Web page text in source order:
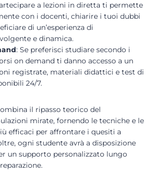
a lezioni in diretta ti permette
con i docenti, chiarire i tuoi dubbi
di un’esperienza di
e dinamica.
: Se preferisci studiare secondo i
on demand ti danno accesso a un
registrate, materiali didattici e test di
24/7.
il ripasso teorico del
mirate, fornendo le tecniche e le
efficaci per affrontare i quesiti a
ogni studente avrà a disposizione
un supporto personalizzato lungo